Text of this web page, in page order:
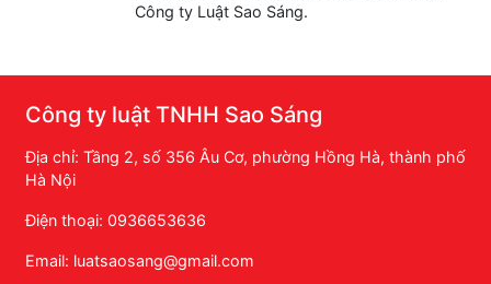
Công ty Luật Sao Sáng.
Công ty luật TNHH Sao Sáng
Địa chỉ: Tầng 2, số 356 Âu Cơ, phường Hồng Hà, thành phố
Hà Nội
Điện thoại: 0936653636
Email: luatsaosang@gmail.com